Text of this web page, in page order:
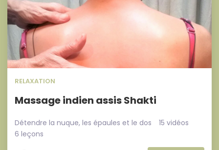
RELAXATION
Massage indien assis Shakti
Détendre la nuque, les épaules et le dos
15 vidéos
6 leçons